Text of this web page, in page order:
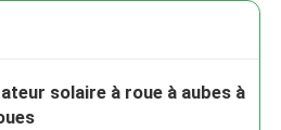
solaire à roue à aubes à